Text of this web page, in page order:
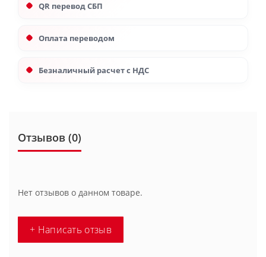
QR перевод СБП
Оплата переводом
Безналичный расчет с НДС
Отзывов (0)
Нет отзывов о данном товаре.
+ Написать отзыв